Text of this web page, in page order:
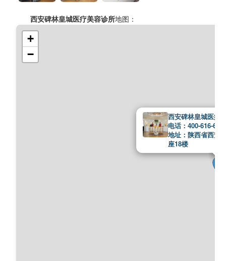
西安碑林皇城医疗美容诊所地图：
西安碑林皇城医疗
电话：400-616-
地址：陕西省西安
座18楼
+
−